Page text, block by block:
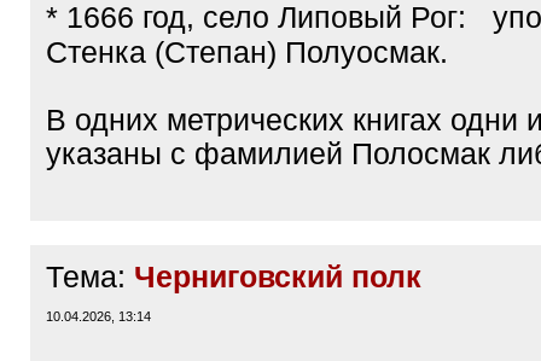
* 1666 год, село Липовый Рог:
Стенка (Степан) Полуосмак.
В одних метрических книгах одни
указаны с фамилией Полосмак
Тема: Черниговский полк
10.04.2026, 13:14